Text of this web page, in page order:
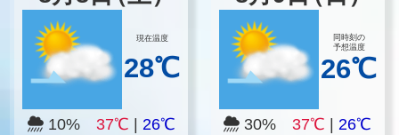
現在温度
28℃
10% 37℃ 26℃
同時刻の
予想温度
26℃
30% 37℃ |26℃